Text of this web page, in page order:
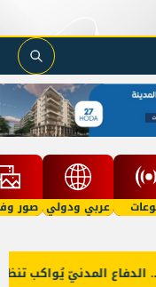
عربي ودولي صور
المدنيّ يُواكب